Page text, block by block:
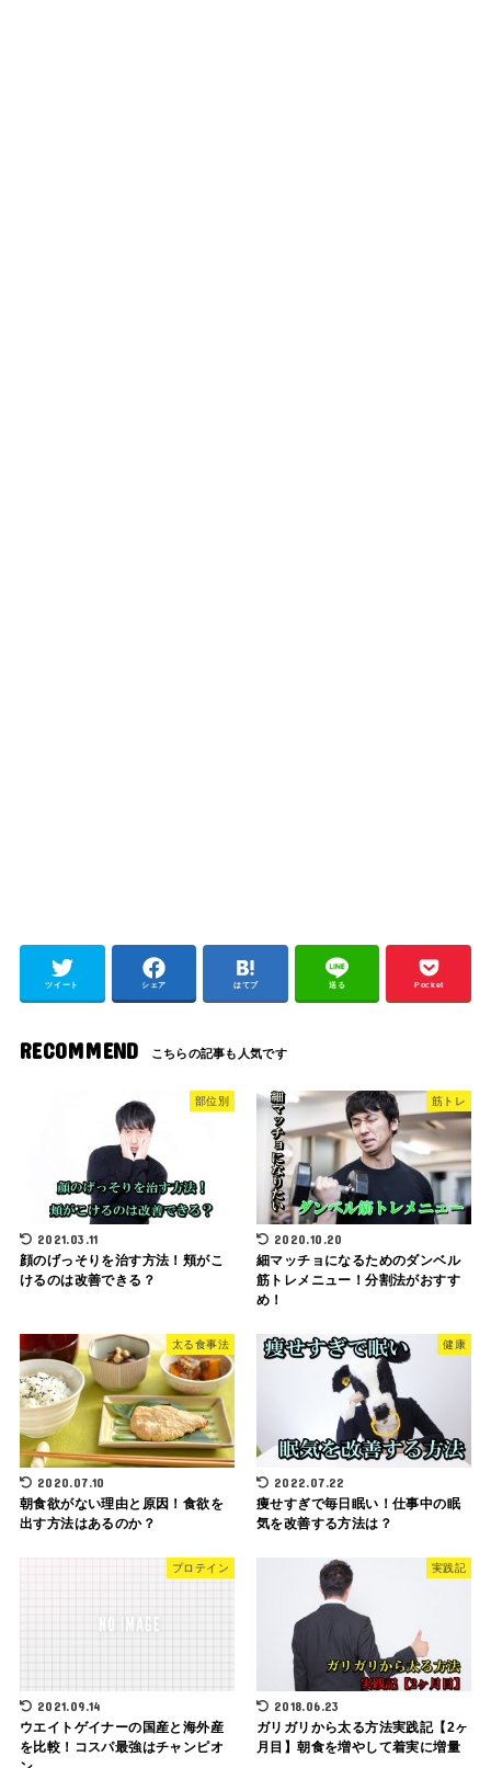
ツイート シェア はてブ 送る Pocket
RECOMMEND
部位別
2021.03.11
顔のげっそりを治す方法！頬がこ
けるのは改善できる？
筋トレ
2020.10.20
細マッチョになるためのダンベル
筋トレメニュー！分割法がおすす
め！
太る食事法
2020.07.10
朝食欲がない理由と原因！食欲を
出す方法はあるのか？
健康
2022.07.22
痩せすぎで毎日眠い！仕事中の眠
気を改善する方法は？
プロテイン
2021.09.14
ウエイトゲイナーの国産と海外産
を比較！コスパ最強はチャンピオ
実践記
2018.06.23
ガリガリから太る方法実践記【2ヶ
月目】朝食を増やして着実に増量